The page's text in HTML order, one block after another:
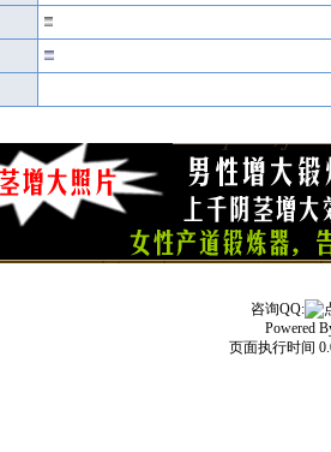
咨询QQ:
Powered
页面执行时间